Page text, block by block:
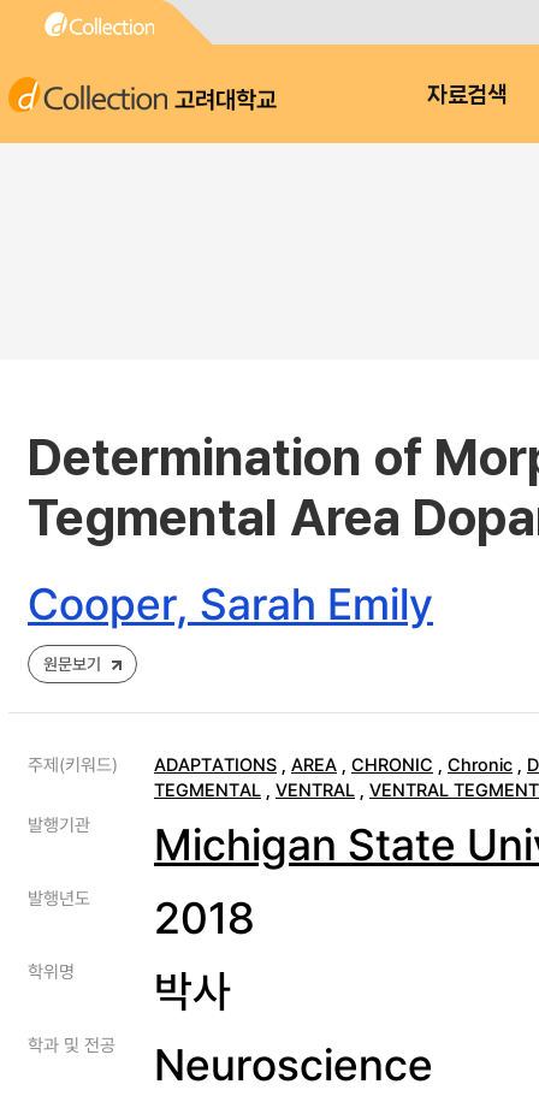
고려대학교 자료검색
Determination of
Tegmental Area
Cooper, Sarah Emily
원문보기
주제(키워드) ADAPTATIONS , AREA , CHRONIC , Chronic ,
TEGMENTAL , VENTRAL , VENTRAL
발행기관
Michigan State
발행년도 2018
학위명 박사
학과 및 전공 Neuroscience